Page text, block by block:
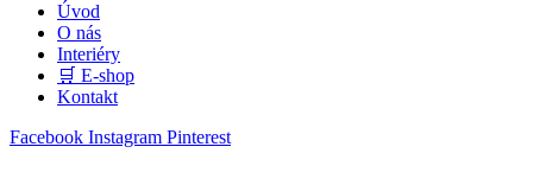
Úvod
O nás
Interiéry
🛒 E-shop
Kontakt
Facebook Instagram Pinterest